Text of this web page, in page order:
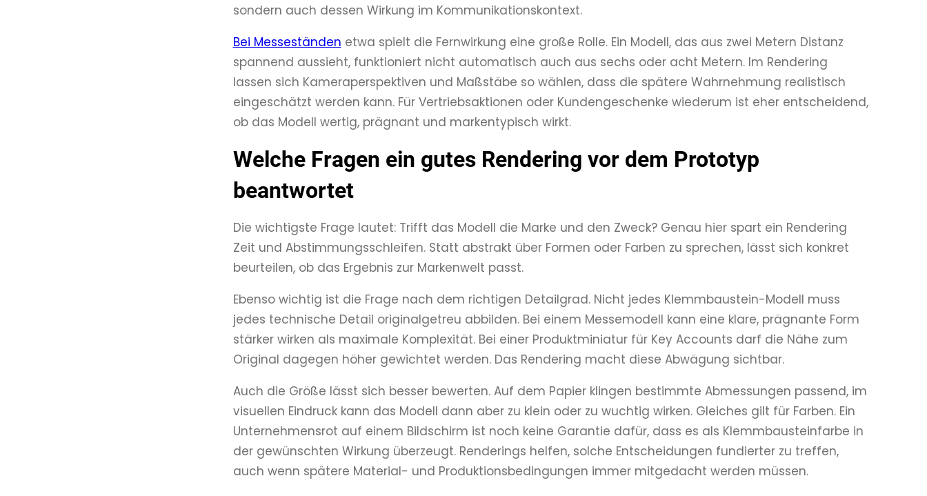
sondern auch dessen Wirkung im Kommunikationskontext.
Bei Messeständen etwa spielt die Fernwirkung eine große Rolle. Ein Modell, das aus zwei Metern Distanz
spannend aussieht, funktioniert nicht automatisch auch aus sechs oder acht Metern. Im Rendering
lassen sich Kameraperspektiven und Maßstäbe so wählen, dass die spätere Wahrnehmung realistisch
eingeschätzt werden kann. Für Vertriebsaktionen oder Kundengeschenke wiederum ist eher entscheidend,
ob das Modell wertig, prägnant und markentypisch wirkt.
Welche Fragen ein gutes Rendering vor dem Prototyp
beantwortet
Die wichtigste Frage lautet: Trifft das Modell die Marke und den Zweck? Genau hier spart ein Rendering
Zeit und Abstimmungsschleifen. Statt abstrakt über Formen oder Farben zu sprechen, lässt sich konkret
beurteilen, ob das Ergebnis zur Markenwelt passt.
Ebenso wichtig ist die Frage nach dem richtigen Detailgrad. Nicht jedes Klemmbaustein-Modell muss
jedes technische Detail originalgetreu abbilden. Bei einem Messemodell kann eine klare, prägnante Form
stärker wirken als maximale Komplexität. Bei einer Produktminiatur für Key Accounts darf die Nähe zum
Original dagegen höher gewichtet werden. Das Rendering macht diese Abwägung sichtbar.
Auch die Größe lässt sich besser bewerten. Auf dem Papier klingen bestimmte Abmessungen passend, im
visuellen Eindruck kann das Modell dann aber zu klein oder zu wuchtig wirken. Gleiches gilt für Farben. Ein
Unternehmensrot auf einem Bildschirm ist noch keine Garantie dafür, dass es als Klemmbausteinfarbe in
der gewünschten Wirkung überzeugt. Renderings helfen, solche Entscheidungen fundierter zu treffen,
auch wenn spätere Material- und Produktionsbedingungen immer mitgedacht werden müssen.